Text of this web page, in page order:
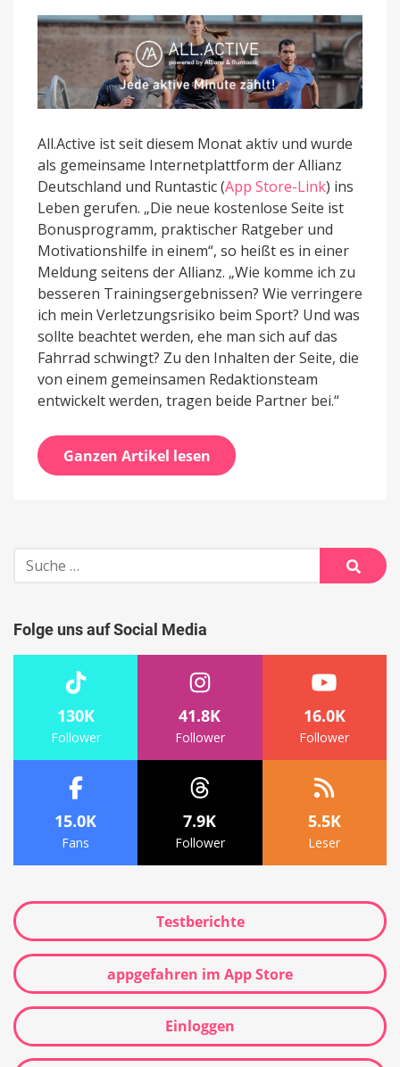
All.Active ist seit diesem Monat aktiv und wurde
als gemeinsame Internetplattform der Allianz
Deutschland und Runtastic (App Store-Link) ins
Leben gerufen. „Die neue kostenlose Seite ist
Bonusprogramm, praktischer Ratgeber und
Motivationshilfe in einem“, so heißt es in einer
Meldung seitens der Allianz. „Wie komme ich zu
besseren Trainingsergebnissen? Wie verringere
ich mein Verletzungsrisiko beim Sport? Und was
sollte beachtet werden, ehe man sich auf das
Fahrrad schwingt? Zu den Inhalten der Seite, die
von einem gemeinsamen Redaktionsteam
entwickelt werden, tragen beide Partner bei.“
Ganzen Artikel lesen
Suche
nach:
Suche
Folge uns auf Social Media
130K
Follower
41.8K
Follower
16.0K
Follower
15.0K
Fans
7.9K
Follower
5.5K
Leser
Testberichte
appgefahren im App Store
Einloggen